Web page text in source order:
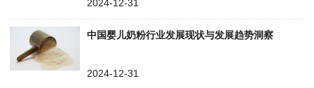
2024-12-31
中国婴儿奶粉行业发展现状与发展趋势洞察
2024-12-31